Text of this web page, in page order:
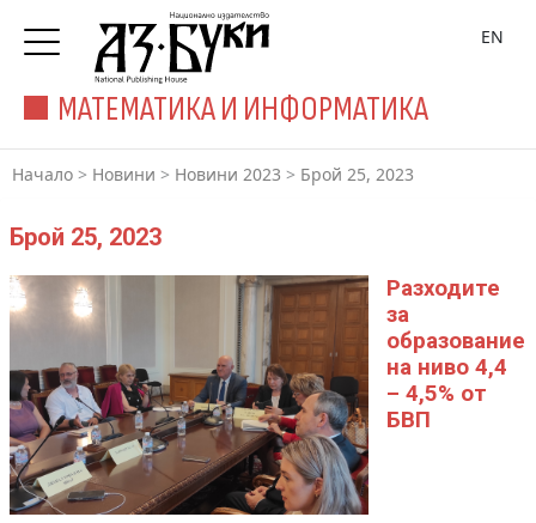
МАТЕМАТИКА И ИНФОРМАТИКА
EN
Начало > Новини > Новини 2023 > Брой 25, 2023
Брой 25, 2023
Разходите
за
образование
на ниво 4,4
– 4,5% от
БВП